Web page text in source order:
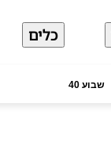
כלים
שבוע 40